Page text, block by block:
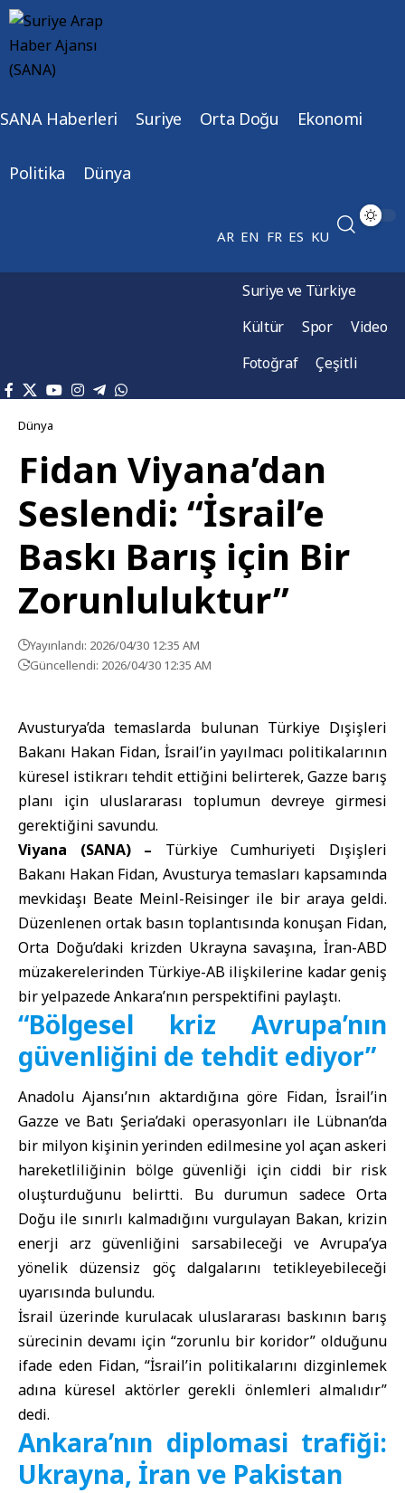
SANA Haberleri Suriye Orta Doğu Ekonomi
Politika Dünya
AR EN FR ES KU
Suriye ve Türkiye
Kültür
Spor
Video
Fotoğraf
Çeşitli
Dünya
Fidan Viyana’dan
Seslendi: “İsrail’e
Baskı Barış için Bir
Zorunluluktur”
Yayınlandı: 2026/04/30 12:35 AM
Güncellendi: 2026/04/30 12:35 AM
Avusturya’da temaslarda bulunan Türkiye Dışişleri
Bakanı Hakan Fidan, İsrail’in yayılmacı politikalarının
küresel istikrarı tehdit ettiğini belirterek, Gazze barış
planı için uluslararası toplumun devreye girmesi
gerektiğini savundu.
Viyana (SANA) – Türkiye Cumhuriyeti Dışişleri
Bakanı Hakan Fidan, Avusturya temasları kapsamında
mevkidaşı Beate Meinl-Reisinger ile bir araya geldi.
Düzenlenen ortak basın toplantısında konuşan Fidan,
Orta Doğu’daki krizden Ukrayna savaşına, İran-ABD
müzakerelerinden Türkiye-AB ilişkilerine kadar geniş
bir yelpazede Ankara’nın perspektifini paylaştı.
“Bölgesel kriz Avrupa’nın
güvenliğini de tehdit ediyor”
Anadolu Ajansı’nın aktardığına göre Fidan, İsrail’in
Gazze ve Batı Şeria’daki operasyonları ile Lübnan’da
bir milyon kişinin yerinden edilmesine yol açan askeri
hareketliliğinin bölge güvenliği için ciddi bir risk
oluşturduğunu belirtti. Bu durumun sadece Orta
Doğu ile sınırlı kalmadığını vurgulayan Bakan, krizin
enerji arz güvenliğini sarsabileceği ve Avrupa’ya
yönelik düzensiz göç dalgalarını tetikleyebileceği
uyarısında bulundu.
İsrail üzerinde kurulacak uluslararası baskının barış
sürecinin devamı için “zorunlu bir koridor” olduğunu
ifade eden Fidan, “İsrail’in politikalarını dizginlemek
adına küresel aktörler gerekli önlemleri almalıdır”
dedi.
Ankara’nın diplomasi trafiği:
Ukrayna, İran ve Pakistan